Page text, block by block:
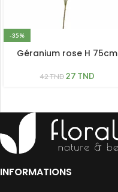
-35%
Géranium rose H 75cm
42TND 27 TND
INFORMATIONS